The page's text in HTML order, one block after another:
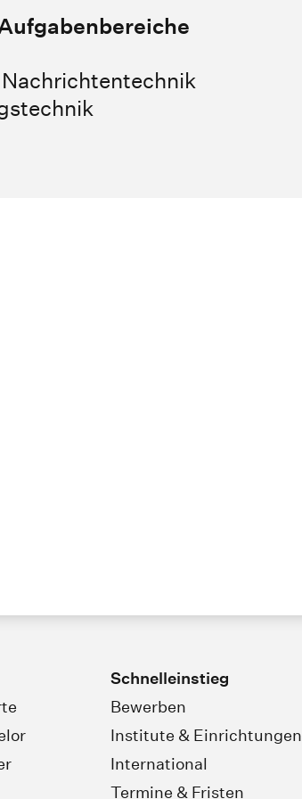
Schnelleinstieg
Bewerben
Institute & Einrichtungen
International
Termine & Fristen